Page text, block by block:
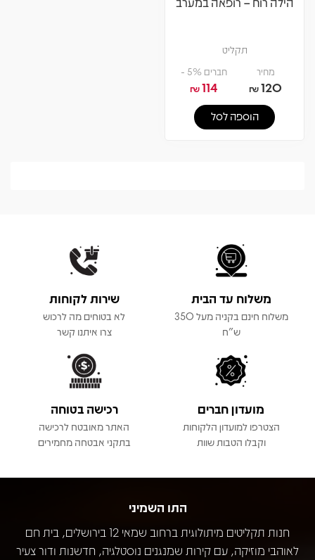
תקליט
מחיר
120
₪
חברים 5% -
114
₪
הוספה לסל
משלוח עד הבית
משלוח חינם בקניה מעל 350
ש"ח
שירות לקוחות
לא בטוחים מה לרכוש
צרו איתנו קשר
מועדון חברים
הצטרפו למועדון הלקוחות
וקבלו הטבות שוות
רכישה בטוחה
האתר מאובטח לרכישה
בתקני אבטחה מחמירים
התו השמיני
חנות תקליטים מיתולוגית ברחוב שמאי 12 בירושלים, בית חם
לאוהבי מוזיקה, עם קירות שמנגנים נוסטלגיה, חדשנות ודור צעיר